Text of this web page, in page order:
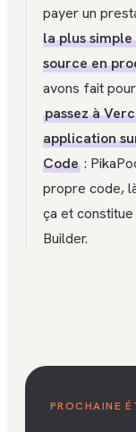
payer un
la plus
source en
avons fait
passez à
application
Code :
propre code,
ça et
Builder.
PROCHAINE